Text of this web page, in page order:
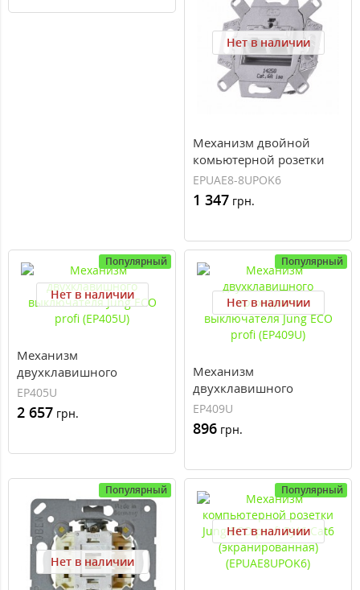
Нет в наличии
Механизм двойной
комьютерной розетки
Jung ECO profi RJ46 Cat6
(экранированная)
(EPUAE8-8UPOK6)
EPUAE8-8UPOK6
1 347 грн.
Популярный
Нет в наличии
Механизм
двухклавишного
выключателя Jung ECO
profi (EP405U)
EP405U
2 657 грн.
Популярный
Нет в наличии
Механизм
двухклавишного
проходного
выключателя Jung ECO
profi (EP409U)
EP409U
896 грн.
Популярный
Нет в наличии
Популярный
Нет в наличии